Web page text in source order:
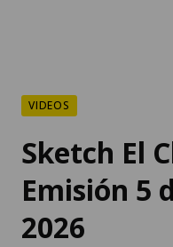
VIDEOS
Sketch El
Emisión 5
2026